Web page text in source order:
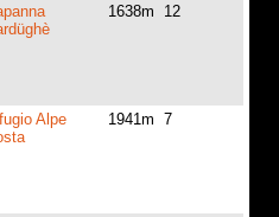
1638m 12
Alpe
1941m 7